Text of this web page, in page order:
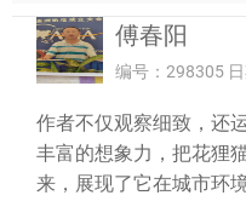
傅春阳
编号：298305
作者不仅观察细致，还
丰富的想象力，把花狸
来，展现了它在城市环